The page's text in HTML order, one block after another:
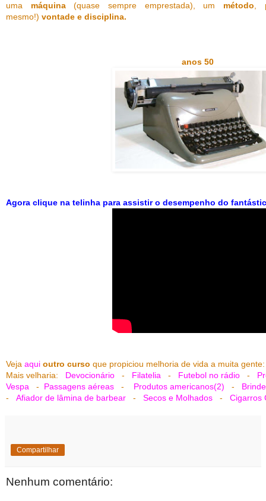
uma máquina(quase sempre emprestada), um método,
mesmo!) vontade e disciplina.
anos 50
Agora clique na telinha para assistir o desempenho do
Veja aqui outro curso que propiciou melhoria de vida a muita
Mais velharia: Devocionário - Filatelia - Futebol no rádio -
Vespa - Passagens aéreas - Produtos americanos(2) -
- Afiador de lâmina de barbear - Secos e Molhados - Cigarros
Compartilhar
Nenhum comentário: